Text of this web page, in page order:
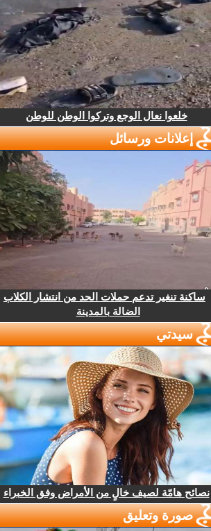
خلعوا نعال الوجع وتركوا الوطن للوطن
إعلانات ورسائل
ساكنة تنغير تدعم حملات الحد من انتشار الكلاب
الضالة بالمدينة
سيدتي
نصائح هامّة لصيف خالٍ من الأمراض وفق الخبراء
صورة وتعليق